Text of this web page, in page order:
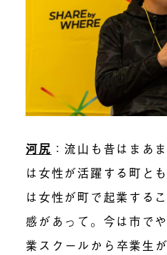
河尻 ： 流山も昔はまあ
は女性が活躍する町と
は女性が町で起業する
感があって。今は市で
業スクールから卒業生